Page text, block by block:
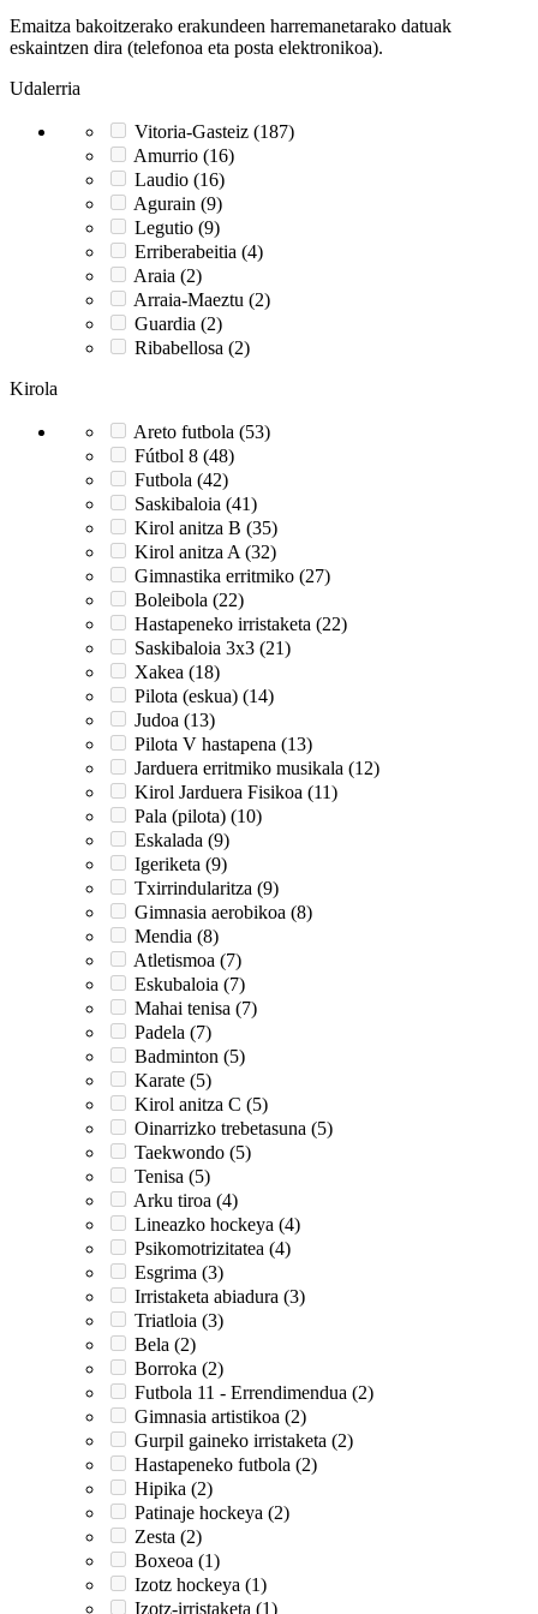
Emaitza bakoitzerako erakundeen harremanetarako datuak
eskaintzen dira (telefonoa eta posta elektronikoa).
Udalerria
Vitoria-Gasteiz (187)
Amurrio (16)
Laudio (16)
Agurain (9)
Legutio (9)
Erriberabeitia (4)
Araia (2)
Arraia-Maeztu (2)
Guardia (2)
Ribabellosa (2)
Kirola
Areto futbola (53)
Fútbol 8 (48)
Futbola (42)
Saskibaloia (41)
Kirol anitza B (35)
Kirol anitza A (32)
Gimnastika erritmiko (27)
Boleibola (22)
Hastapeneko irristaketa (22)
Saskibaloia 3x3 (21)
Xakea (18)
Pilota (eskua) (14)
Judoa (13)
Pilota V hastapena (13)
Jarduera erritmiko musikala (12)
Kirol Jarduera Fisikoa (11)
Pala (pilota) (10)
Eskalada (9)
Igeriketa (9)
Txirrindularitza (9)
Gimnasia aerobikoa (8)
Mendia (8)
Atletismoa (7)
Eskubaloia (7)
Mahai tenisa (7)
Padela (7)
Badminton (5)
Karate (5)
Kirol anitza C (5)
Oinarrizko trebetasuna (5)
Taekwondo (5)
Tenisa (5)
Arku tiroa (4)
Lineazko hockeya (4)
Psikomotrizitatea (4)
Esgrima (3)
Irristaketa abiadura (3)
Triatloia (3)
Bela (2)
Borroka (2)
Futbola 11 - Errendimendua (2)
Gimnasia artistikoa (2)
Gurpil gaineko irristaketa (2)
Hastapeneko futbola (2)
Hipika (2)
Patinaje hockeya (2)
Zesta (2)
Boxeoa (1)
Izotz hockeya (1)
Izotz-irristaketa (1)